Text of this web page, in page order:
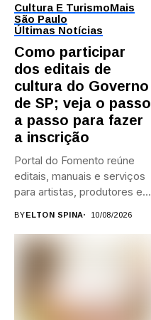
Cultura E TurismoMais
São Paulo
Últimas Notícias
Como participar
dos editais de
cultura do Governo
de SP; veja o passo
a passo para fazer
a inscrição
Portal do Fomento reúne
editais, manuais e serviços
para artistas, produtores e...
BYELTON SPINA 10/08/2026